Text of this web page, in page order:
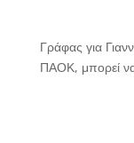
Γράφας για
ΠΑΟΚ, μπορεί